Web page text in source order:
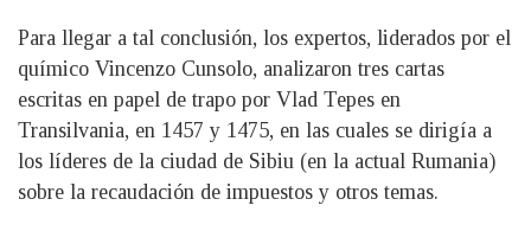
Para llegar a tal conclusión, los expertos, liderados por el
químico Vincenzo Cunsolo, analizaron tres cartas
escritas en papel de trapo por Vlad Tepes en
Transilvania, en 1457 y 1475, en las cuales se dirigía a
los líderes de la ciudad de Sibiu (en la actual Rumania)
sobre la recaudación de impuestos y otros temas.